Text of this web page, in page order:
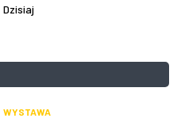
Dzisiaj
WYSTAWA